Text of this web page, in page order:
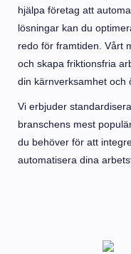
hjälpa företag att
lösningar kan du
redo för framtiden. Vårt
och skapa friktionsfria
din kärnverksamhet och
Vi erbjuder
branschens mest
du behöver för att
automatisera dina